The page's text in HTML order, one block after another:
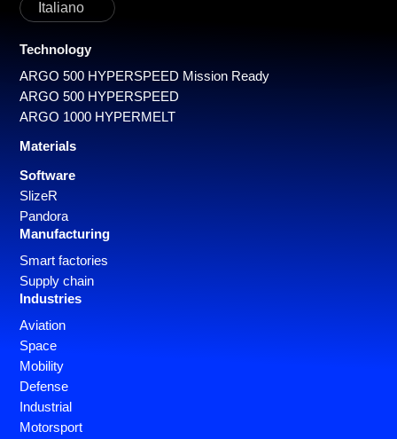
Italiano
Technology
ARGO 500 HYPERSPEED Mission Ready
ARGO 500 HYPERSPEED
ARGO 1000 HYPERMELT
Materials
Software
SlizeR
Pandora
Manufacturing
Smart factories
Supply chain
Industries
Aviation
Space
Mobility
Defense
Industrial
Motorsport